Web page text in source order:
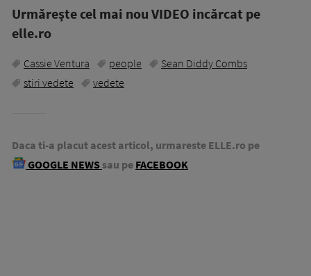
Urmăreşte cel mai nou VIDEO incărcat pe
elle.ro
Cassie Ventura people
Sean Diddy Combs
stiri vedete
vedete
Daca ti-a placut acest articol, urmareste ELLE.ro pe
GOOGLE NEWS sau pe FACEBOOK